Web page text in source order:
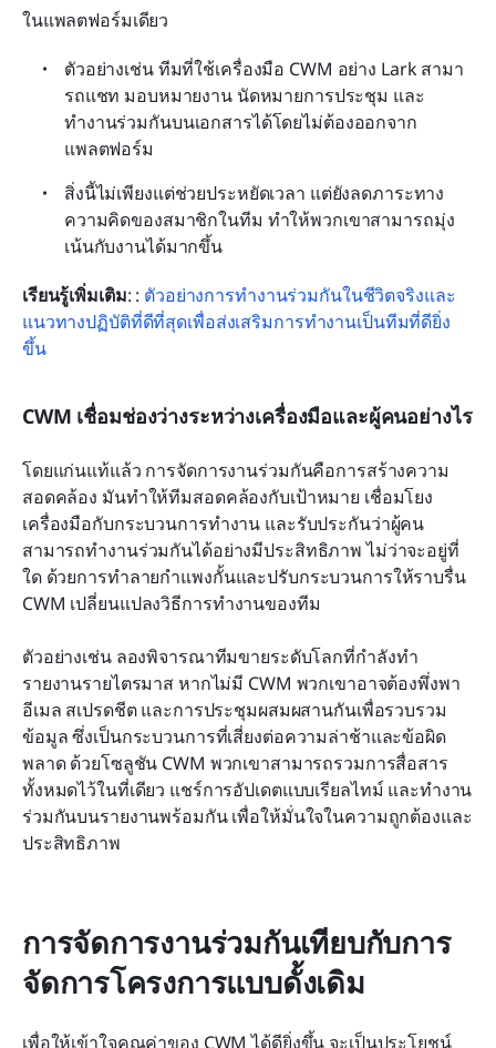
ในแพลตฟอร์มเดียว
ตัวอย่างเช่น ทีมที่ใช้เครื่องมือ CWM อย่าง Lark สามา
รถแชท มอบหมายงาน นัดหมายการประชุม และ
ทำงานร่วมกันบนเอกสารได้โดยไม่ต้องออกจาก
แพลตฟอร์ม
สิ่งนี้ไม่เพียงแต่ช่วยประหยัดเวลา แต่ยังลดภาระทาง
ความคิดของสมาชิกในทีม ทำให้พวกเขาสามารถมุ่ง
เน้นกับงานได้มากขึ้น
เรียนรู้เพิ่มเติม: : ตัวอย่างการทำงานร่วมกันในชีวิตจริงและ
แนวทางปฏิบัติที่ดีที่สุดเพื่อส่งเสริมการทำงานเป็นทีมที่ดียิ่ง
ขึ้น
CWM เชื่อมช่องว่างระหว่างเครื่องมือและผู้คนอย่างไร
โดยแก่นแท้แล้ว การจัดการงานร่วมกันคือการสร้างความ
สอดคล้อง มันทำให้ทีมสอดคล้องกับเป้าหมาย เชื่อมโยง
เครื่องมือกับกระบวนการทำงาน และรับประกันว่าผู้คน
สามารถทำงานร่วมกันได้อย่างมีประสิทธิภาพ ไม่ว่าจะอยู่ที่
ใด ด้วยการทำลายกำแพงกั้นและปรับกระบวนการให้ราบรื่น
CWM เปลี่ยนแปลงวิธีการทำงานของทีม
ตัวอย่างเช่น ลองพิจารณาทีมขายระดับโลกที่กำลังทำ
รายงานรายไตรมาส หากไม่มี CWM พวกเขาอาจต้องพึ่งพา
อีเมล สเปรดชีต และการประชุมผสมผสานกันเพื่อรวบรวม
ข้อมูล ซึ่งเป็นกระบวนการที่เสี่ยงต่อความล่าช้าและข้อผิด
พลาด ด้วยโซลูชัน CWM พวกเขาสามารถรวมการสื่อสาร
ทั้งหมดไว้ในที่เดียว แชร์การอัปเดตแบบเรียลไทม์ และทำงาน
ร่วมกันบนรายงานพร้อมกัน เพื่อให้มั่นใจในความถูกต้องและ
ประสิทธิภาพ
การจัดการงานร่วมกันเทียบกับการ
จัดการโครงการแบบดั้งเดิม
เพื่อให้เข้าใจคุณค่าของ CWM ได้ดียิ่งขึ้น จะเป็นประโยชน์